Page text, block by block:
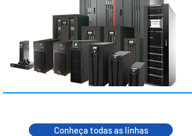
Conheça todas as linhas